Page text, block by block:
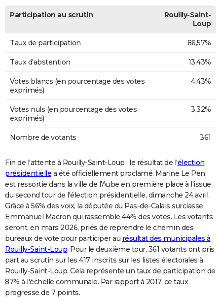
Participation au scrutin
Rouilly-Saint-
Loup
Taux de participation 86,57%
Taux d'abstention 13,43%
Votes blancs (en pourcentage des votes
exprimés)
4,43%
Votes nuls (en pourcentage des votes
exprimés)
3,32%
Nombre de votants 361
Fin de l'attente à Rouilly-Saint-Loup : le résultat de l'élection
présidentielle a été officiellement proclamé. Marine Le Pen
est ressortie dans la ville de l'Aube en première place à l'issue
du second tour de l'élection présidentielle, dimanche 24 avril.
Grâce à 56% des voix, la députée du Pas-de-Calais surclasse
Emmanuel Macron qui rassemble 44% des votes. Les votants
seront, en mars 2026, priés de reprendre le chemin des
bureaux de vote pour participer au résultat des municipales à
Rouilly-Saint-Loup. Pour le deuxième tour, 361 votants ont pris
part au scrutin sur les 417 inscrits sur les listes électorales à
Rouilly-Saint-Loup. Cela représente un taux de participation de
87% à l'échelle communale. Par rapport à 2017, ce taux
progresse de 7 points.